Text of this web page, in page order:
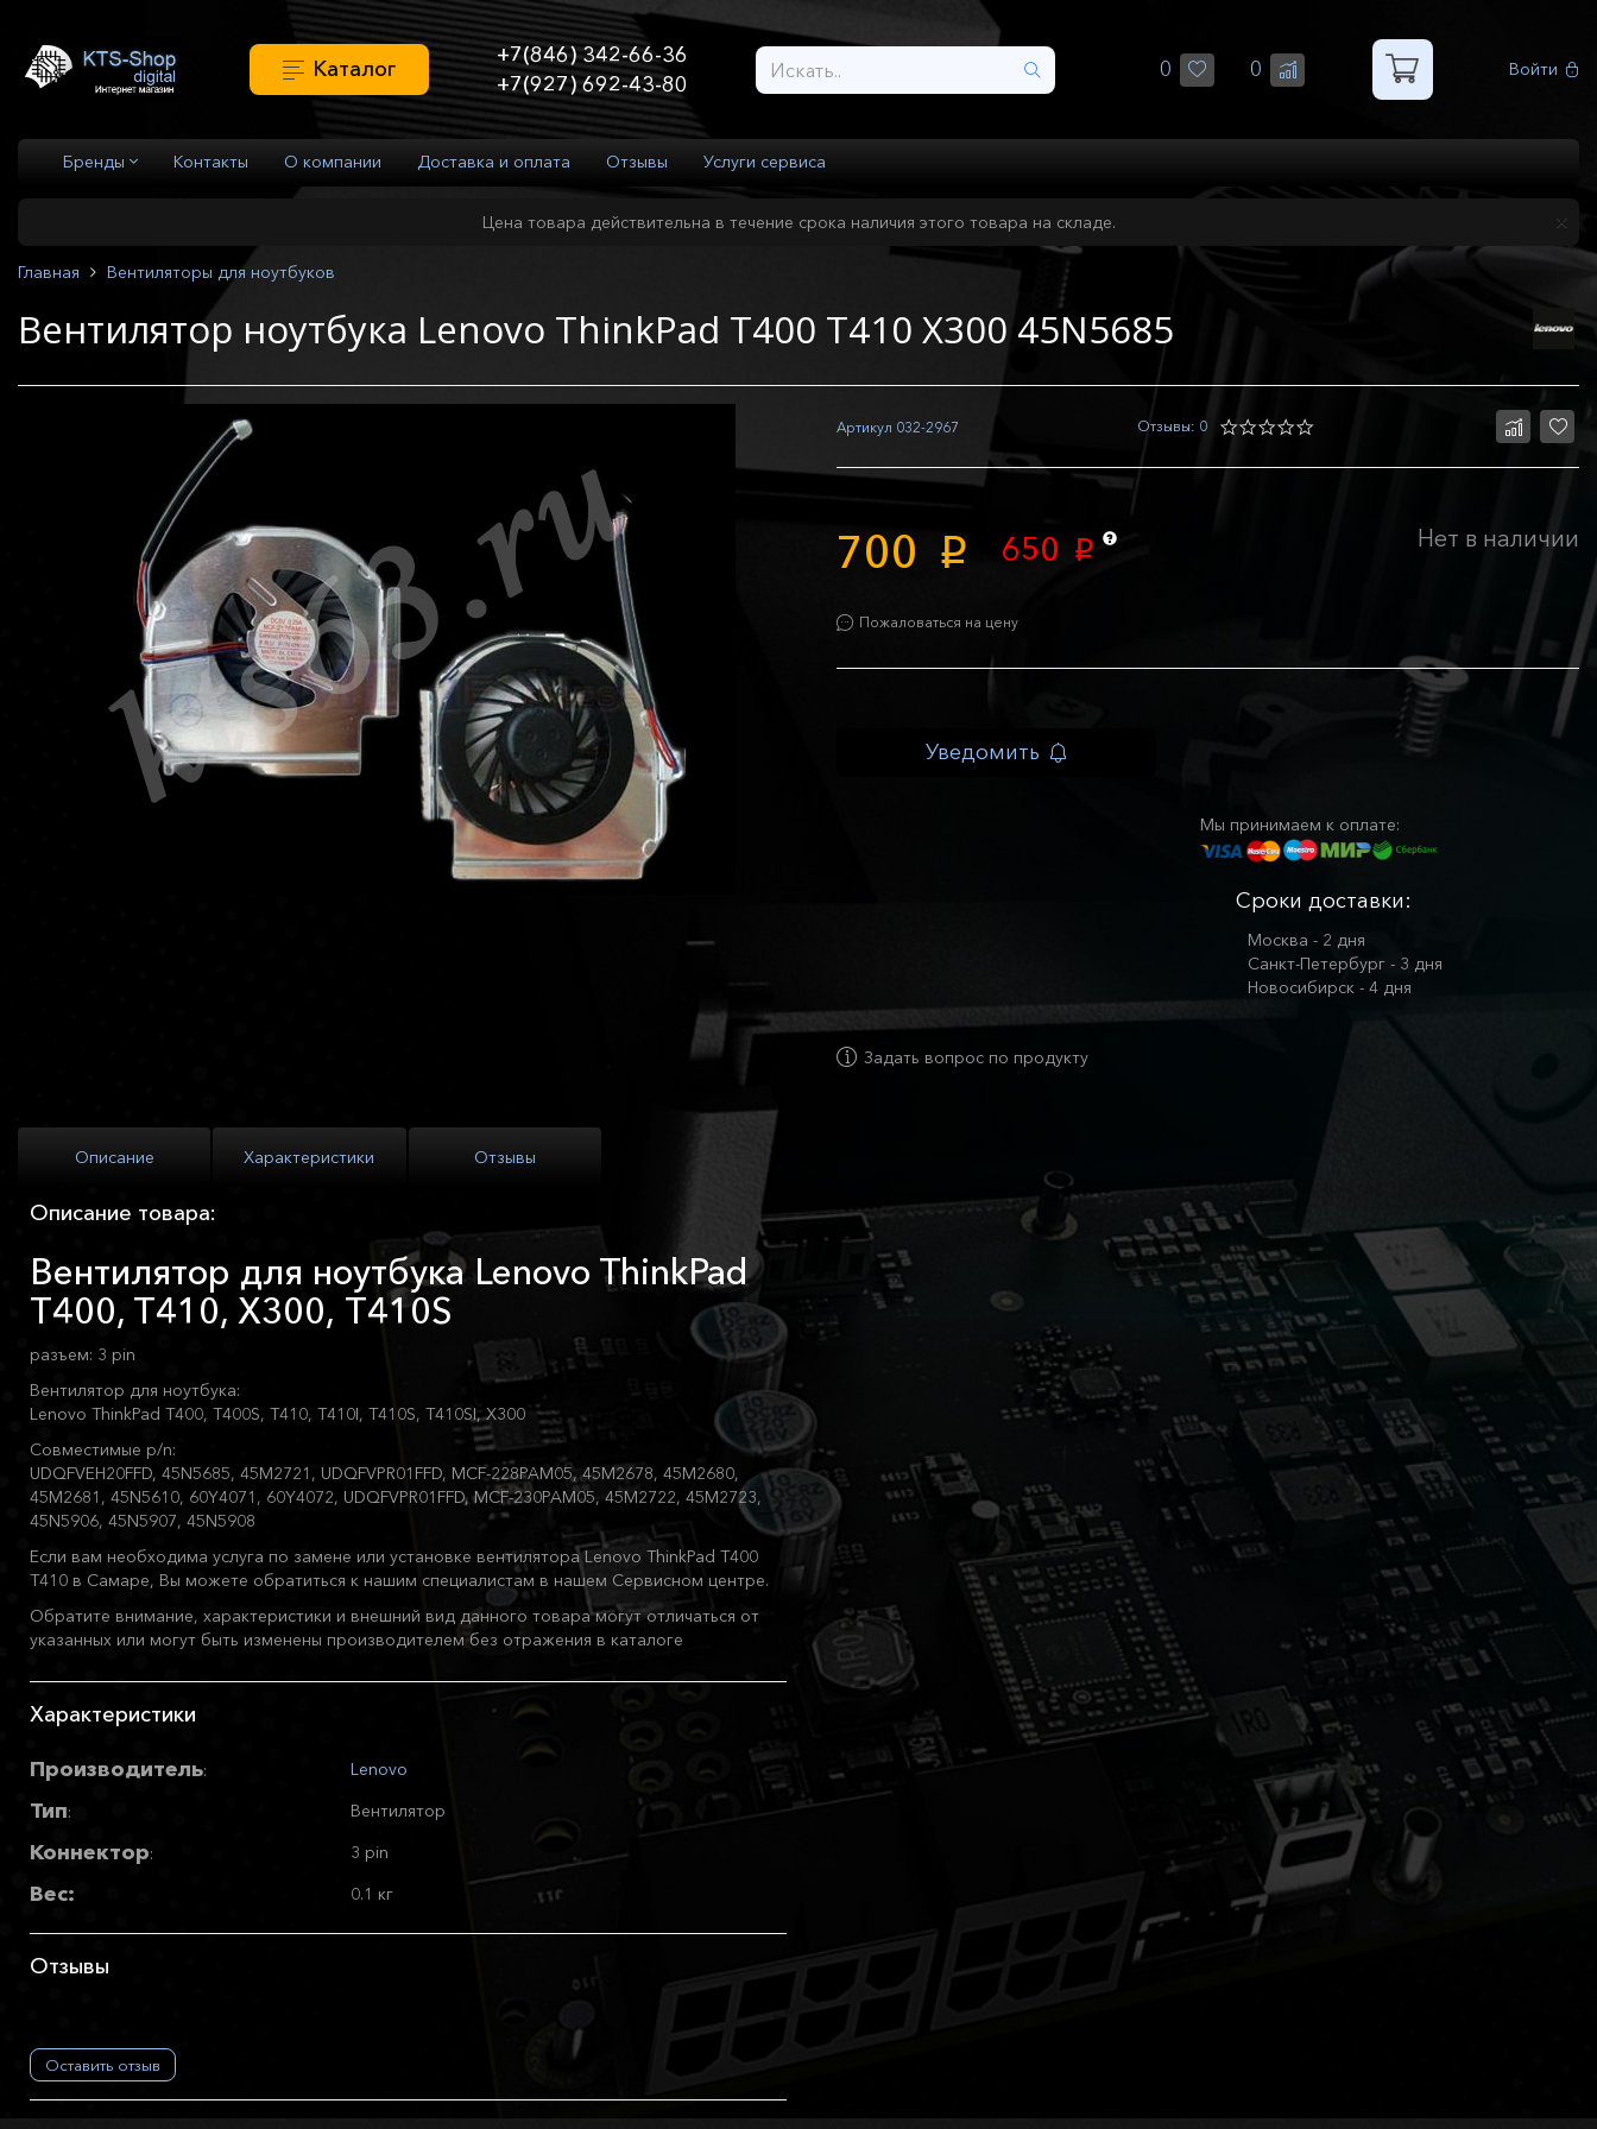
Каталог
+7(846) 342-66-36
+7(927) 692-43-80
0 0 Войти
Бренды Контакты О компании Доставка и оплата Отзывы Услуги сервиса
Цена товара действительна в течение срока наличия этого товара на складе.
Главная Вентиляторы для ноутбуков
Вентилятор ноутбука Lenovo ThinkPad T400 T410 X300 45N5685
Артикул 032-2967 Отзывы: 0
700 p 650 p
Пожаловаться на цену
Нет в наличии
Уведомить
Мы принимаем к оплате:
Сроки доставки:
Москва - 2 дня
Санкт-Петербург - 3 дня
Новосибирск - 4 дня
Задать вопрос по продукту
Описание Характеристики Отзывы
Описание товара:
Вентилятор для ноутбука Lenovo ThinkPad
T400, T410, X300, T410S
разъем: 3 pin
Вентилятор для ноутбука:
Lenovo ThinkPad T400, T400S, T410, T410I, T410S, T410SI, X300
Совместимые p/n:
UDQFVEH20FFD, 45N5685, 45M2721, UDQFVPR01FFD, MCF-228PAM05, 45M2678, 45M2680,
45M2681, 45N5610, 60Y4071, 60Y4072, UDQFVPR01FFD, MCF-230PAM05, 45M2722, 45M2723,
45N5906, 45N5907, 45N5908
Если вам необходима услуга по замене или установке вентилятора Lenovo ThinkPad T400
T410 в Самаре, Вы можете обратиться к нашим специалистам в нашем Сервисном центре.
Обратите внимание, характеристики и внешний вид данного товара могут отличаться от
указанных или могут быть изменены производителем без отражения в каталоге
Характеристики
Производитель: Lenovo
Тип: Вентилятор
Коннектор: 3 pin
Вес: 0.1 кг
Отзывы
Оставить отзыв